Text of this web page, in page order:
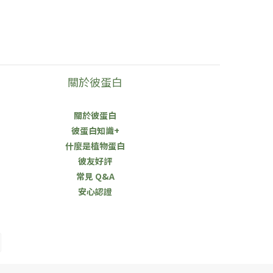
關於彼蛋白
關於彼蛋白
彼蛋白知識+
什麼是植物蛋白
彼友好評
常見 Q&A
安心認證